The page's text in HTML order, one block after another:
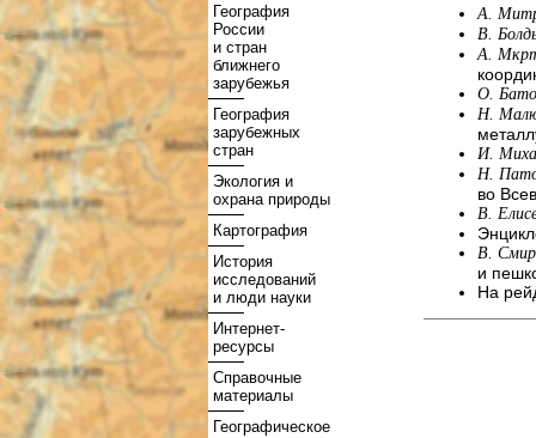
География
России
и стран
ближнего
зарубежья
География
зарубежных
стран
Экология и
охрана природы
Картография
История
исследований
и люди науки
Интернет-
ресурсы
Справочные
материалы
Географическое
А.
В.
А.
О.
Н.
И.
Н.
во
В.
В.
и
На